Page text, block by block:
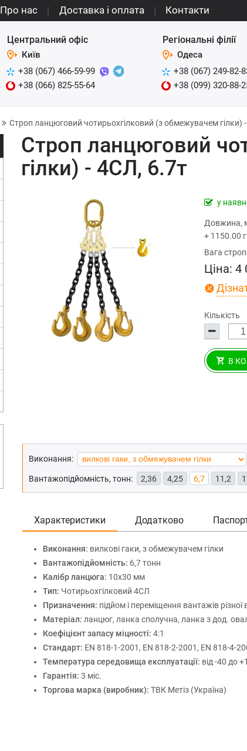
Про нас Доставка і оплата Контакти
Центральний офіс
Київ
+38 (067) 466-59-99
+38 (066) 825-55-64
Регіональні філії
Одеса
+38 (067) 249-82-
+38 (099) 320-88-
Строп ланцюговий чотирьохгілковий (з обмежувачем гілки)
Строп ланцюговий
гілки) - 4СЛ, 6.7т
у
Довжина,
+ 1150.00
Вага
Ціна: 4
Кількість
В
Виконання:
Вантажопідйомність, тонн: 2,36 4,25 6,7 11,2
Характеристики Додатково
Виконання: вилкові гаки, з обмежувачем гілки
Вантажопідйомність: 6,7 тонн
Калібр ланцюга: 10х30 мм
Тип: Чотирьохгілковий 4СЛ
Призначення: підйом і переміщення вантажів різної
Матеріал: ланцюг, ланка сполучна, ланка з дод.
Коефіцієнт запасу міцності: 4:1
Стандарт: EN 818-1-2001, EN 818-2-2001, EN 818-4-
Температура середовища експлуатації: від -40 до
Гарантія: 3 міс.
Торгова марка (виробник): ТВК Метіз (Україна)